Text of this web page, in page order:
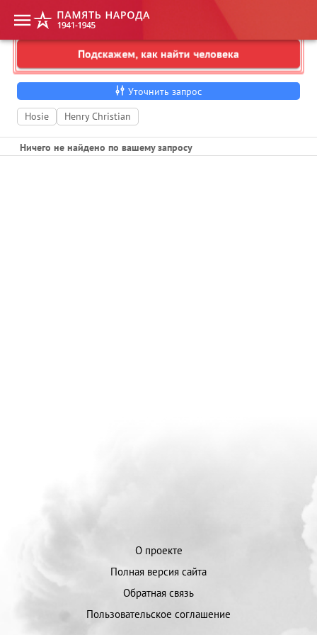
Подскажем, как найти человека
Укажите фамилию, имя, отчество
Уточнить запрос
Hosie
Henry Christian
Ничего не найдено по вашему запросу
О проекте
Полная версия сайта
Обратная связь
Пользовательское соглашение